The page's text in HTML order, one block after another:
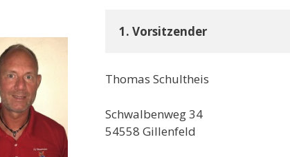
1. Vorsitzender
Thomas Schultheis
Schwalbenweg 34
54558 Gillenfeld